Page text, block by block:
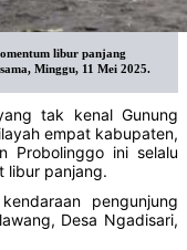
libur panjang
Minggu, 11 Mei 2025.
tak kenal Gunung
empat kabupaten,
Probolinggo ini selalu
libur panjang.
pengunjung
Desa Ngadisari,